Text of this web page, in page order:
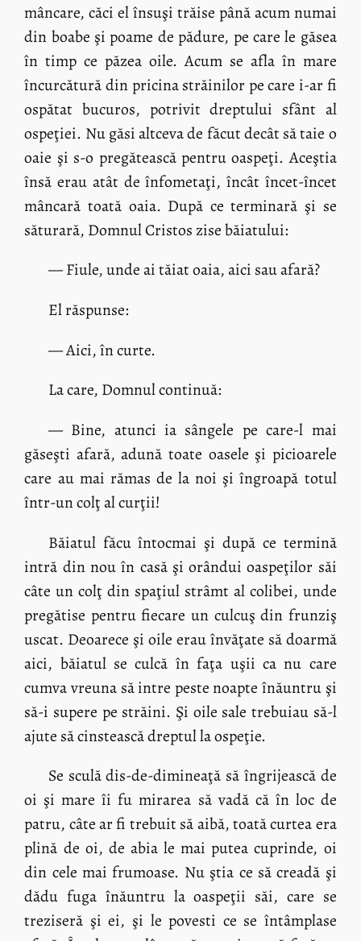
mâncare, căci el însuşi trăise până acum numai
din boabe şi poame de pădure, pe care le găsea
în timp ce păzea oile. Acum se afla în mare
încurcătură din pricina străinilor pe care i-ar fi
ospătat bucuros, potrivit dreptului sfânt al
ospeţiei. Nu găsi altceva de făcut decât să taie o
oaie şi s-o pregătească pentru oaspeţi. Aceştia
însă erau atât de înfometaţi, încât încet-încet
mâncară toată oaia. După ce terminară şi se
săturară, Domnul Cristos zise băiatului:
— Fiule, unde ai tăiat oaia, aici sau afară?
El răspunse:
— Aici, în curte.
La care, Domnul continuă:
— Bine, atunci ia sângele pe care-l mai
găseşti afară, adună toate oasele şi picioarele
care au mai rămas de la noi şi îngroapă totul
într-un colţ al curţii!
Băiatul făcu întocmai şi după ce termină
intră din nou în casă şi orândui oaspeţilor săi
câte un colţ din spaţiul strâmt al colibei, unde
pregătise pentru fiecare un culcuş din frunziş
uscat. Deoarece şi oile erau învăţate să doarmă
aici, băiatul se culcă în faţa uşii ca nu care
cumva vreuna să intre peste noapte înăuntru şi
să-i supere pe străini. Şi oile sale trebuiau să-l
ajute să cinstească dreptul la ospeţie.
Se sculă dis-de-dimineaţă să îngrijească de
oi şi mare îi fu mirarea să vadă că în loc de
patru, câte ar fi trebuit să aibă, toată curtea era
plină de oi, de abia le mai putea cuprinde, oi
din cele mai frumoase. Nu ştia ce să creadă şi
dădu fuga înăuntru la oaspeţii săi, care se
treziseră şi ei, şi le povesti ce se întâmplase